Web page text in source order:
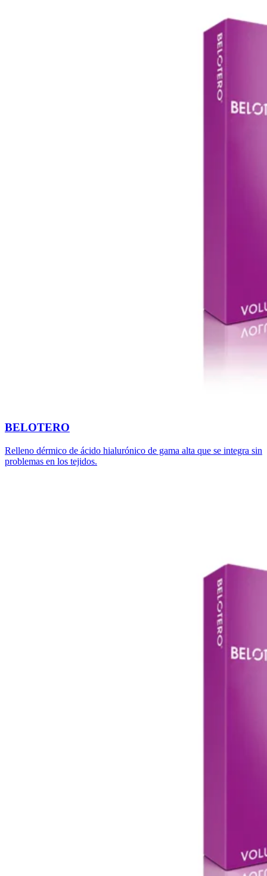
BELOTERO
Relleno dérmico de ácido hialurónico de gama alta que se integra sin
problemas en los tejidos.